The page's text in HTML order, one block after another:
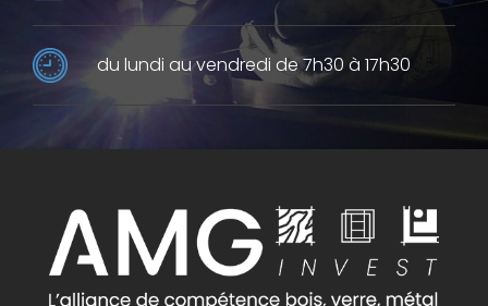
du lundi au vendredi de 7h30 à 17h30